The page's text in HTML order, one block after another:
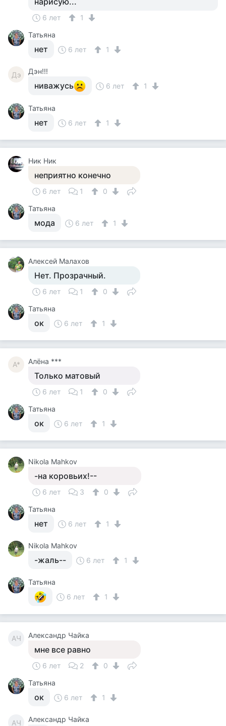
6 лет
1
Татьяна
нет 6 лет 1
Дэ Дэн!!!
ниважусь 6 лет 1
Татьяна
нет 6 лет 1
Ник Ник
неприятно конечно
6 лет 1
0
Татьяна
мода 6 лет 1
Алексей Малахов
Нет. Прозрачный.
6 лет 1
0
Татьяна
ок 6 лет 1
А* Алёна ***
Только матовый
6 лет 1
0
Татьяна
ок 6 лет 1
Nikola Mahkov
-на коровьих!--
6 лет 3
0
Татьяна
нет 6 лет 1
Nikola Mahkov
-жаль-- 6 лет 1
Татьяна
6 лет
1
АЧ Александр Чайка
мне все равно
6 лет 2
0
Татьяна
ок 6 лет 1
АЧ Александр Чайка